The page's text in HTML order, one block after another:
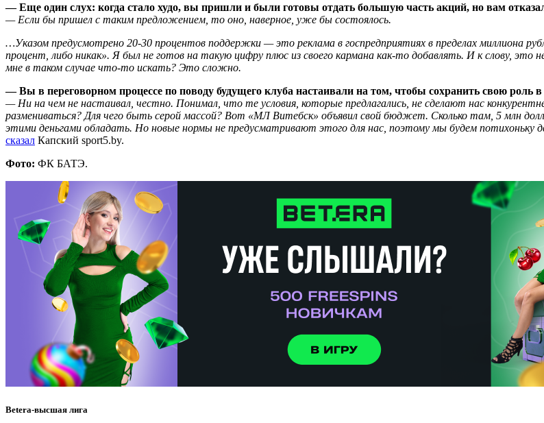
— Еще один слух: когда стало худо, вы пришли и были готовы отдать большую часть акций, но вам
— Если бы пришел с таким предложением, то оно, наверное, уже бы состоялось.
…Указом предусмотрено 20-30 процентов поддержки — это реклама в госпредприятиях в пределах миллиона
процент, либо никак». Я был не готов на такую цифру плюс из своего кармана как-то добавлять. И к слову, это
мне в таком случае что-то искать? Это сложно.
— Вы в переговорном процессе по поводу будущего клуба настаивали на том, чтобы сохранить свою роль
— Ни на чем не настаивал, честно. Понимал, что те условия, которые предлагались, не сделают нас
размениваться? Для чего быть серой массой? Вот «МЛ Витебск» объявил свой бюджет. Сколько там, 5 млн
этими деньгами обладать. Но новые нормы не предусматривают этого для нас, поэтому мы будем потихоньку
сказал Капский sport5.by.
Фото: ФК БАТЭ.
Betera-высшая лига